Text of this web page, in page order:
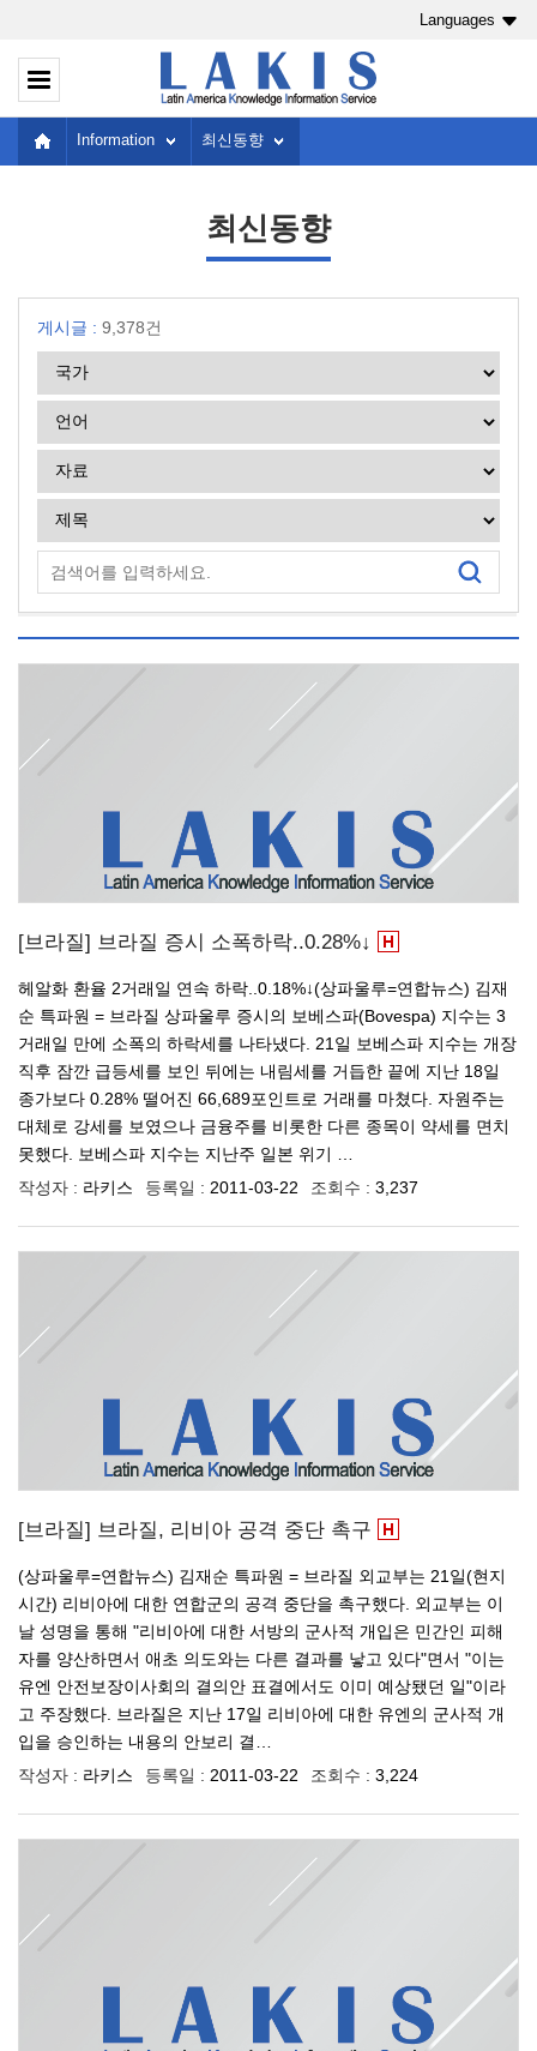
Languages
Information 최신동향
최신동향
게시글 : 9,378건
[브라질] 브라질 증시 소폭하락..0.28%↓
헤알화 환율 2거래일 연속 하락..0.18%↓(상파울루=연합뉴스) 김재
순 특파원 = 브라질 상파울루 증시의 보베스파(Bovespa) 지수는 3
거래일 만에 소폭의 하락세를 나타냈다. 21일 보베스파 지수는 개장
직후 잠깐 급등세를 보인 뒤에는 내림세를 거듭한 끝에 지난 18일
종가보다 0.28% 떨어진 66,689포인트로 거래를 마쳤다. 자원주는
대체로 강세를 보였으나 금융주를 비롯한 다른 종목이 약세를 면치
못했다. 보베스파 지수는 지난주 일본 위기 …
작성자 : 라키스 등록일 : 2011-03-22 조회수 : 3,237
[브라질] 브라질, 리비아 공격 중단 촉구
(상파울루=연합뉴스) 김재순 특파원 = 브라질 외교부는 21일(현지
시간) 리비아에 대한 연합군의 공격 중단을 촉구했다. 외교부는 이
날 성명을 통해 "리비아에 대한 서방의 군사적 개입은 민간인 피해
자를 양산하면서 애초 의도와는 다른 결과를 낳고 있다"면서 "이는
유엔 안전보장이사회의 결의안 표결에서도 이미 예상됐던 일"이라
고 주장했다. 브라질은 지난 17일 리비아에 대한 유엔의 군사적 개
입을 승인하는 내용의 안보리 결…
작성자 : 라키스 등록일 : 2011-03-22 조회수 : 3,224